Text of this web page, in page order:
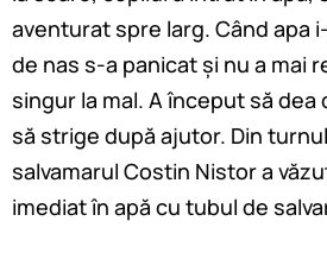
aventurat spre larg. Când apa
de nas s-a panicat și nu a mai
singur la mal. A început să dea
să strige după ajutor. Din
salvamarul Costin Nistor a
imediat în apă cu tubul de